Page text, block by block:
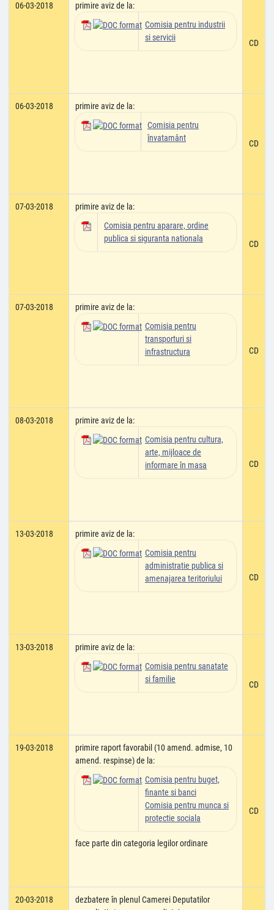
06-03-2018
primire aviz de la:
Comisia pentru industrii
si servicii
CD
06-03-2018
primire aviz de la:
Comisia pentru
învatamânt
CD
07-03-2018
primire aviz de la:
Comisia pentru aparare, ordine
publica si siguranta nationala
CD
07-03-2018
primire aviz de la:
Comisia pentru
transporturi si
infrastructura
CD
08-03-2018
primire aviz de la:
Comisia pentru cultura,
arte, mijloace de
informare în masa
CD
13-03-2018
primire aviz de la:
Comisia pentru
administratie publica si
amenajarea teritoriului
CD
13-03-2018
primire aviz de la:
Comisia pentru sanatate
si familie
CD
19-03-2018
primire raport favorabil (10 amend. admise, 10
amend. respinse) de la:
Comisia pentru buget,
finante si banci
Comisia pentru munca si
protectie sociala
face parte din categoria legilor ordinare
CD
20-03-2018
dezbatere în plenul Camerei Deputatilor